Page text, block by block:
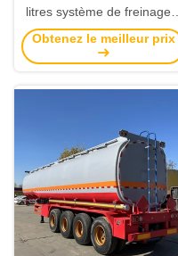
litres système de freinage à
double freinage à air de
ligne
Obtenez le meilleur prix